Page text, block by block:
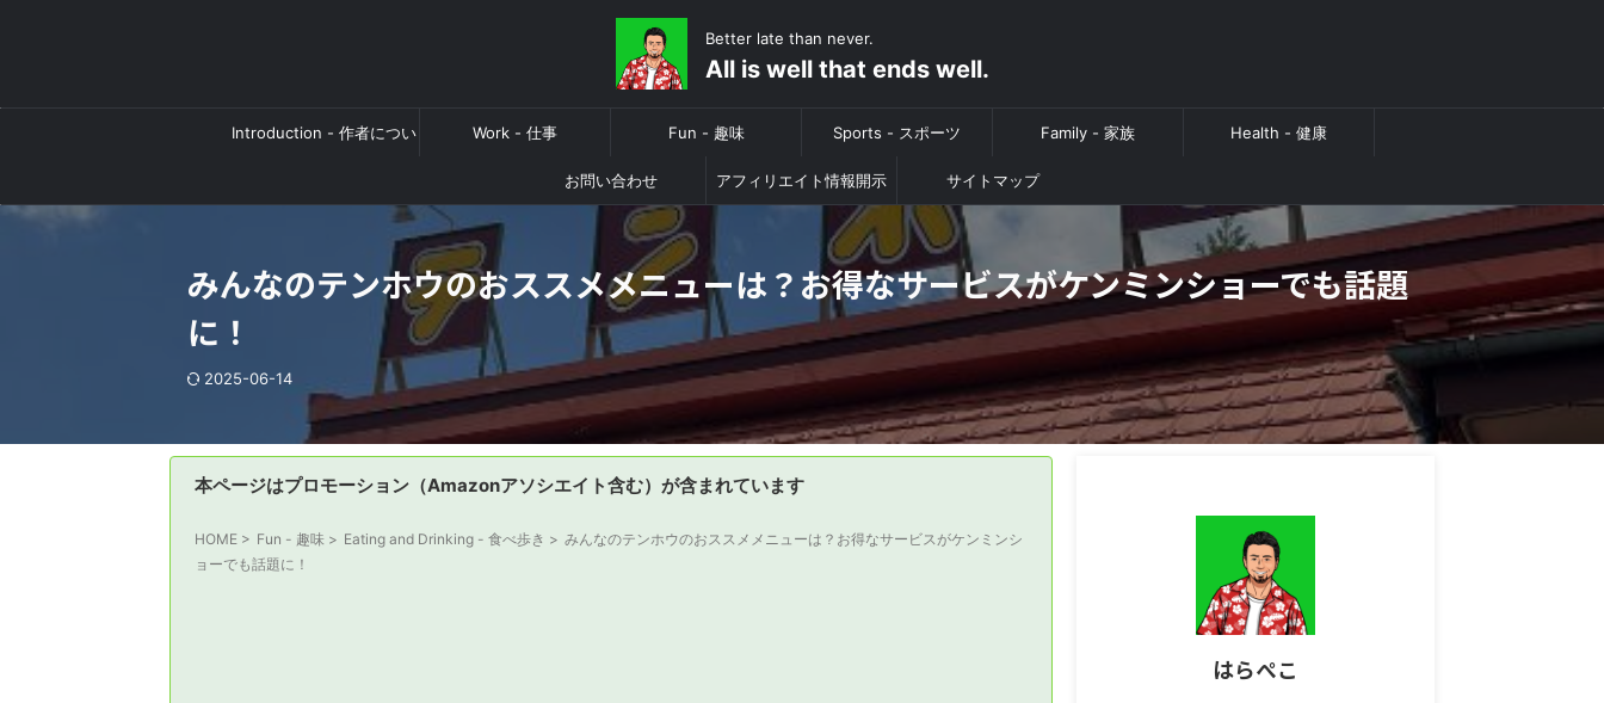
Better late than never.
All is well that ends well.
Introduction - 作者につい Work - 仕事 Fun - 趣味 Sports - スポーツ Family - 家族 Health - 健康
お問い合わせ アフィリエイト情報開示 サイトマップ
みんなのテンホウのおススメメニューは？お得なサービスがケンミンショーでも話題
に！
2025-06-14
本ページはプロモーション（Amazonアソシエイト含む）が含まれています
HOME > Fun - 趣味 > Eating and Drinking - 食べ歩き > みんなのテンホウのおススメメニューは？お得なサービスがケンミンシ
ョーでも話題に！
はらぺこ